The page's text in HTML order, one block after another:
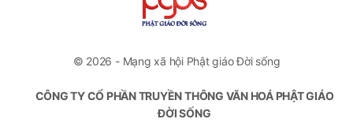
© 2026 - Mạng xã hội Phật giáo Đời sống
CÔNG TY CỔ PHẦN TRUYỀN THÔNG VĂN HOÁ PHẬT GIÁO
ĐỜI SỐNG